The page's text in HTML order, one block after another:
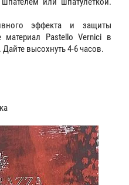
эффекта и защиты
материал Pastello Vernici в
высохнуть 4-6 часов.